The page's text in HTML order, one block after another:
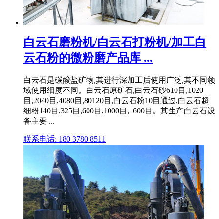
白云石磨粉机/白云石打粉机/加工白
云石粉的微粉磨产品库 ...
白云石是碳酸盐矿物,其进行深加工后使用广泛,其不同领
域使用细度不同。白云石原矿石,白云石砂610目,1020
目,2040目,4080目,80120目,白云石粉10目通过,白云石超
细粉140目,325目,600目,1000目,1600目。其生产白云石设
备主要 ...
联系电话: 180 3780 8511